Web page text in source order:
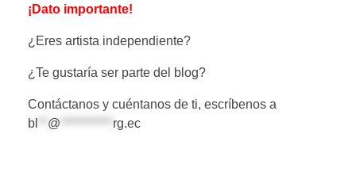
¡Dato importante!
¿Eres artista independiente?
¿Te gustaría ser parte del blog?
Contáctanos y cuéntanos de ti, escríbenos a
bl
@ rg.ec